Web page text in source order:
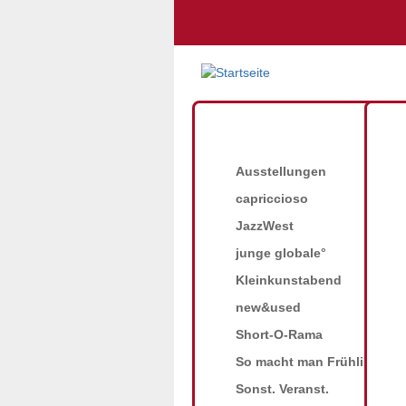
Ausstellungen
capriccioso
JazzWest
junge globale°
Kleinkunstabend
new&used
Short-O-Rama
So macht man Frühling
Sonst. Veranst.
Däublein Quartett
Concerts"
14.12.2022
Däublein Quartett " ist die
SaxofonistenDirk Piezunka spielt
Bandmitglieder und präsentiert